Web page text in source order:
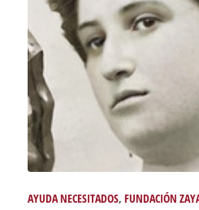
AYUDA NECESITADOS,FUNDACIÓN